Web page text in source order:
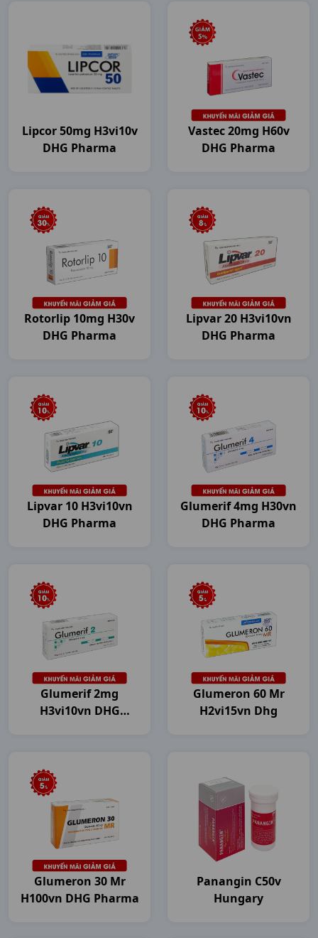
Lipcor 50mg H3vi10v
DHG Pharma
Vastec 20mg H60v
DHG Pharma
Rotorlip 10mg H30v
DHG Pharma
Lipvar 20 H3vi10vn
DHG Pharma
Lipvar 10 H3vi10vn
DHG Pharma
Glumerif 4mg H30vn
DHG Pharma
Glumerif 2mg
H3vi10vn DHG
Glumeron 60 Mr
H2vi15vn Dhg
Glumeron 30 Mr
H100vn DHG Pharma
Panangin C50v
Hungary